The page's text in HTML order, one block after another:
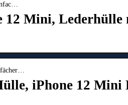
Mini,
iPhone 12 Mini